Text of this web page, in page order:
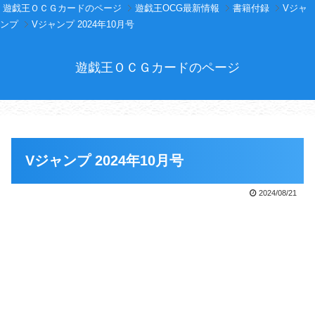
遊戯王ＯＣＧカードのページ 遊戯王OCG最新情報 書籍付録
Vジャ
ンプ
Vジャンプ 2024年10月号
遊戯王ＯＣＧカードのページ
Vジャンプ 2024年10月号
2024/08/21